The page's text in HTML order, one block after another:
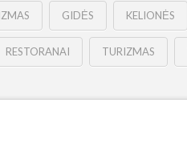
GIDĖS KELIONĖS
RESTORANAI TURIZMAS